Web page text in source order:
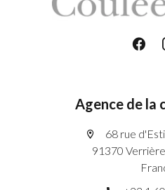
Agence de la
68 rue
91370